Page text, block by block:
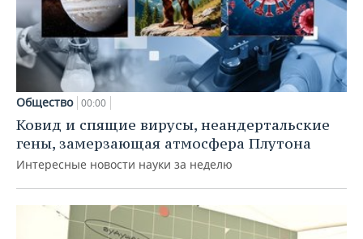
Общество 00:00
Ковид и спящие вирусы, неандертальские
гены, замерзающая атмосфера Плутона
Интересные новости науки за неделю